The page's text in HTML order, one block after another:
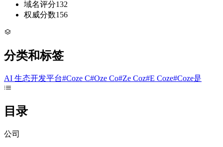
域名评分132
权威分数156
分类和标签
AI 生态开发平台#Coze C#Oze Co#Ze Coz#E Coze#Coze是
目录
公司